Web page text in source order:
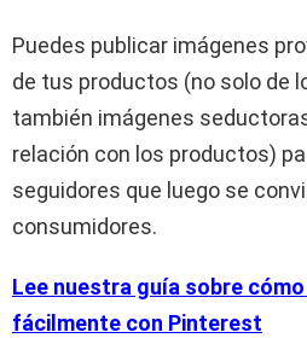
Puedes publicar imágenes
de tus productos (no solo de
también imágenes
relación con los productos)
seguidores que luego se
consumidores.
Lee nuestra guía sobre
fácilmente con Pinterest